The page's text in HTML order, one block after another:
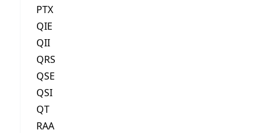
PTX
QIE
QII
QRS
QSE
QSI
QT
RAA